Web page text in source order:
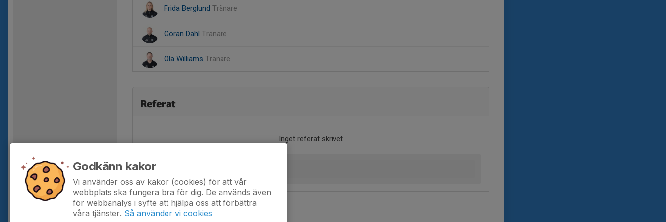
Frida Berglund Tränare
Göran Dahl Tränare
Ola Williams Tränare
Referat
Inget referat skrivet
Godkänn kakor
Vi använder oss av kakor (cookies) för att vår
webbplats ska fungera bra för dig. De används även
för webbanalys i syfte att hjälpa oss att förbättra
våra tjänster. Så använder vi cookies